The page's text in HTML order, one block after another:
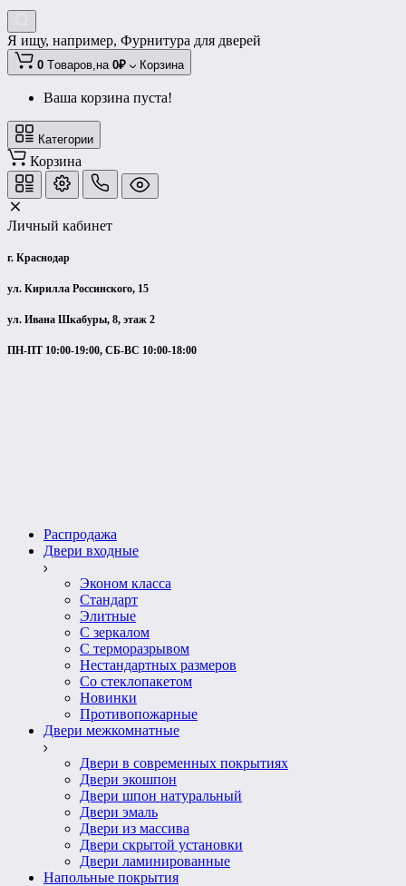
Я ищу, например, Фурнитура для дверей
0 Tоваров,на 0₽ Корзина
Ваша корзина пуста!
Категории
Корзина
Личный кабинет
г. Краснодар
ул. Кирилла Россинского, 15
ул. Ивана Шкабуры, 8, этаж 2
ПН-ПТ 10:00-19:00, СБ-ВС 10:00-18:00
Распродажа
Двери входные
Эконом класса
Стандарт
Элитные
С зеркалом
С терморазрывом
Нестандартных размеров
Со стеклопакетом
Новинки
Противопожарные
Двери межкомнатные
Двери в современных покрытиях
Двери экошпон
Двери шпон натуральный
Двери эмаль
Двери из массива
Двери скрытой установки
Двери ламинированные
Напольные покрытия